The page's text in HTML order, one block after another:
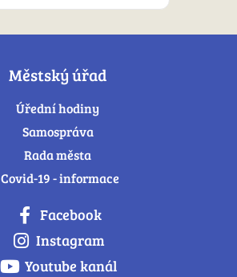
Městský úřad
Úřední hodiny
Samospráva
Rada města
Covid-19 - informace
Facebook
Instagram
Youtube kanál